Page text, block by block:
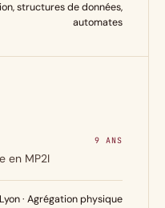
structures de données,
automates
9 ANS
en MP2I
· Agrégation physique